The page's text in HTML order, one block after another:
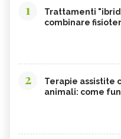
1
Trattamenti
combinare
2
Terapie assistite
animali: come